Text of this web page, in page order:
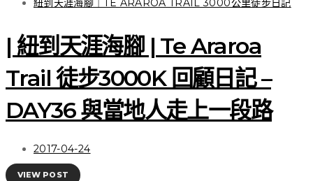
紐到天涯海腳｜TE ARAROA TRAIL 3000公里徒步日記
| 紐到天涯海腳 | Te Araroa
Trail 徒步3000K 回顧日記 –
DAY36 與當地人走上一段路
2017-04-24
VIEW POST